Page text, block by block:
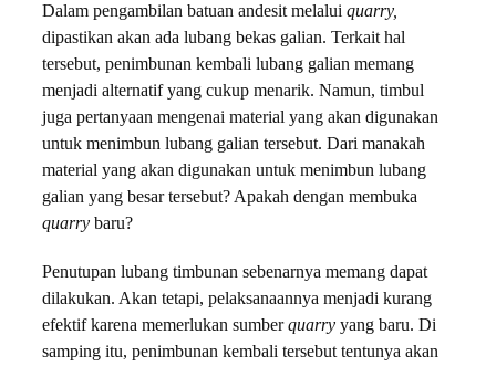
Dalam pengambilan batuan andesit melalui quarry,
dipastikan akan ada lubang bekas galian. Terkait hal
tersebut, penimbunan kembali lubang galian memang
menjadi alternatif yang cukup menarik. Namun, timbul
juga pertanyaan mengenai material yang akan digunakan
untuk menimbun lubang galian tersebut. Dari manakah
material yang akan digunakan untuk menimbun lubang
galian yang besar tersebut? Apakah dengan membuka
quarry baru?
Penutupan lubang timbunan sebenarnya memang dapat
dilakukan. Akan tetapi, pelaksanaannya menjadi kurang
efektif karena memerlukan sumberquarry yang baru. Di
samping itu, penimbunan kembali tersebut tentunya akan